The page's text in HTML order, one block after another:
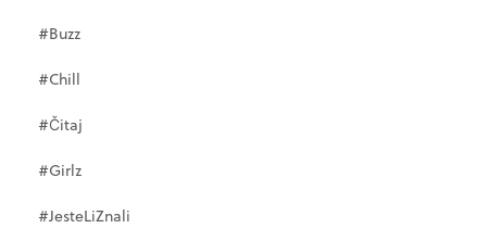
#Buzz
#Chill
#Čitaj
#Girlz
#JesteLiZnali